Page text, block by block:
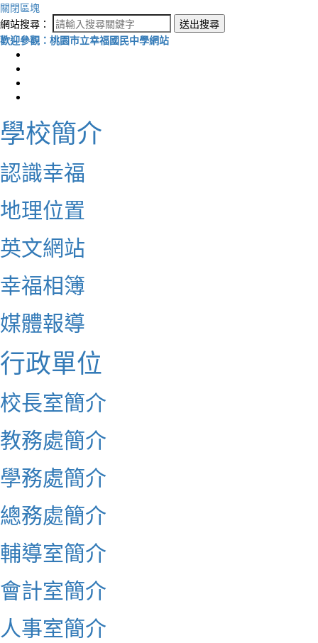
關閉區塊
網站搜尋：
送出搜尋
歡迎參觀：桃園市立幸福國民中學網站
學校簡介
認識幸福
地理位置
英文網站
幸福相簿
媒體報導
行政單位
校長室簡介
教務處簡介
學務處簡介
總務處簡介
輔導室簡介
會計室簡介
人事室簡介